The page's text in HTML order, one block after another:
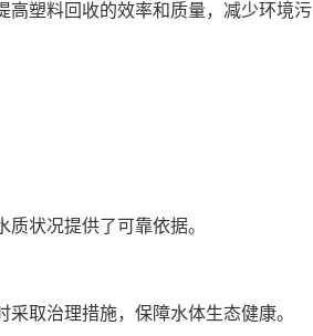
高塑料回收的效率和质量，减少环境污
状况提供了可靠依据。
取治理措施，保障水体生态健康。